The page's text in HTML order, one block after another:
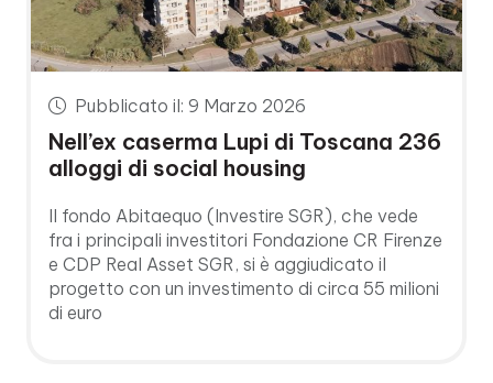
Pubblicato il: 9 Marzo 2026
Nell’ex caserma Lupi di Toscana 236
alloggi di social housing
Il fondo Abitaequo (Investire SGR), che vede
fra i principali investitori Fondazione CR Firenze
e CDP Real Asset SGR, si è aggiudicato il
progetto con un investimento di circa 55 milioni
di euro